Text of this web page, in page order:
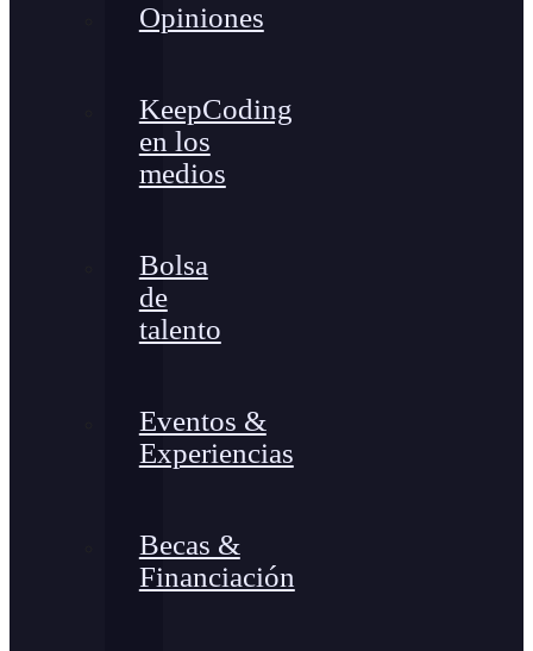
Opiniones
KeepCoding
en los
medios
Bolsa
de
talento
Eventos &
Experiencias
Becas &
Financiación